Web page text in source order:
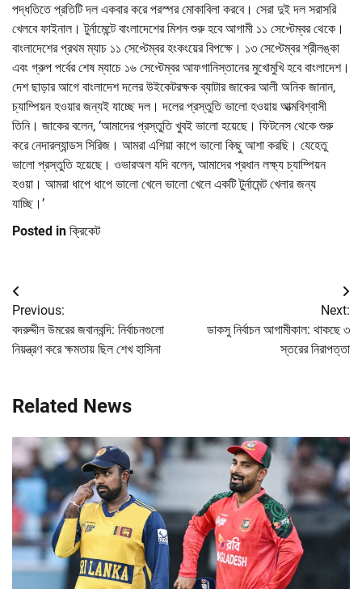
পদ্ধতিতে প্রতিটি দল একবার করে পরস্পর মোকাবিলা করবে। সেরা দুই দল সরাসরি
খেলবে ফাইনাল। টুর্নামেন্টে বাংলাদেশের মিশন শুরু হবে আগামী ১১ সেপ্টেম্বর থেকে।
বাংলাদেশের প্রথম ম্যাচ ১১ সেপ্টেম্বর হংকংয়ের বিপক্ষে। ১৩ সেপ্টেম্বর শ্রীলঙ্কা
এবং গ্রুপ পর্বের শেষ ম্যাচে ১৬ সেপ্টেম্বর আফগানিস্তানের মুখোমুখি হবে বাংলাদেশ।
দেশ ছাড়ার আগে বাংলাদেশ দলের উইকেটরক্ষক ব্যাটার জাকের আলী অনিক জানান,
চ্যাম্পিয়ন হওয়ার জন্যই যাচ্ছে দল। দলের প্রস্তুতি ভালো হওয়ায় আত্মবিশ্বাসী
তিনি। জাকের বলেন, ‘আমাদের প্রস্তুতি খুবই ভালো হয়েছে। ফিটনেস থেকে শুরু
করে নেদারল্যান্ডস সিরিজ। আমরা এশিয়া কাপে ভালো কিছু আশা করছি। যেহেতু
ভালো প্রস্তুতি হয়েছে। ওভারঅল যদি বলেন, আমাদের প্রধান লক্ষ্য চ্যাম্পিয়ন
হওয়া। আমরা ধাপে ধাপে ভালো খেলে ভালো খেলে একটি টুর্নামেন্ট খেলার জন্য
যাচ্ছি।’
Posted in ক্রিকেট
Post
navigation
Previous:
বদরুদ্দীন উমরের জবানবন্দি: নির্বাচনগুলো
নিয়ন্ত্রণ করে ক্ষমতায় ছিল শেখ হাসিনা
Next:
ডাকসু নির্বাচন আগামীকাল: থাকছে ৩
স্তরের নিরাপত্তা
Related News